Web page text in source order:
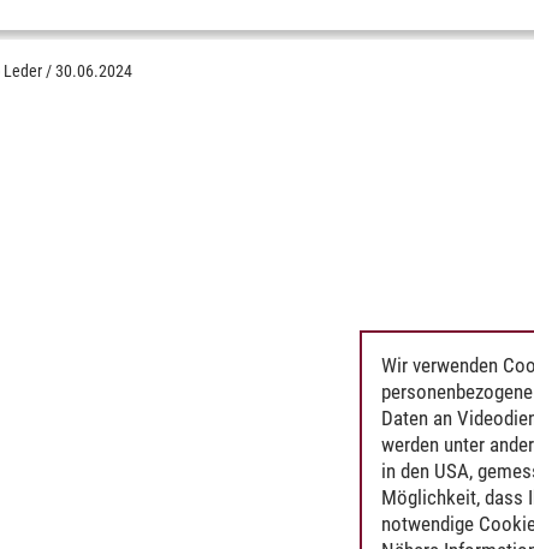
Leder /30.06.2024
Wir verwenden
Daten an
werden unter
in den USA,
Möglichkeit, dass
notwendige